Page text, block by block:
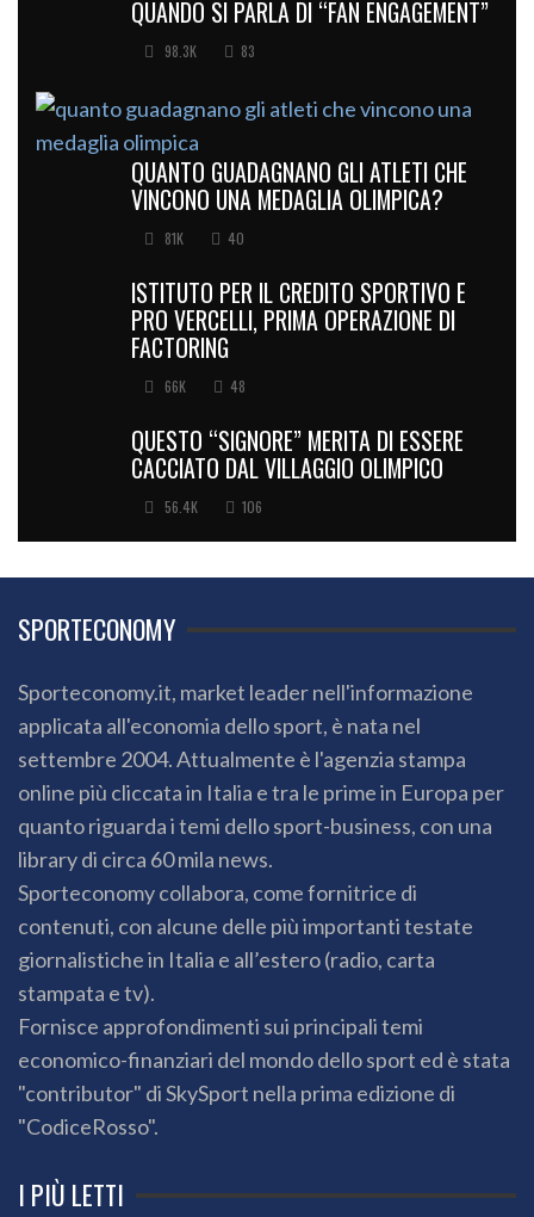
QUANDO SI PARLA DI “FAN ENGAGEMENT”
98.3K 83
QUANTO GUADAGNANO GLI ATLETI CHE
VINCONO UNA MEDAGLIA OLIMPICA?
81K 40
ISTITUTO PER IL CREDITO SPORTIVO E
PRO VERCELLI, PRIMA OPERAZIONE DI
FACTORING
66K 48
QUESTO “SIGNORE” MERITA DI ESSERE
CACCIATO DAL VILLAGGIO OLIMPICO
56.4K 106
SPORTECONOMY
Sporteconomy.it, market leader nell'informazione
applicata all'economia dello sport, è nata nel
settembre 2004. Attualmente è l'agenzia stampa
online più cliccata in Italia e tra le prime in Europa per
quanto riguarda i temi dello sport-business, con una
library di circa 60 mila news.
Sporteconomy collabora, come fornitrice di
contenuti, con alcune delle più importanti testate
giornalistiche in Italia e all’estero (radio, carta
stampata e tv).
Fornisce approfondimenti sui principali temi
economico-finanziari del mondo dello sport ed è stata
"contributor" di SkySport nella prima edizione di
"CodiceRosso".
I PIÙ LETTI